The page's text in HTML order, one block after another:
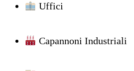
Uffici
Capannoni Industriali